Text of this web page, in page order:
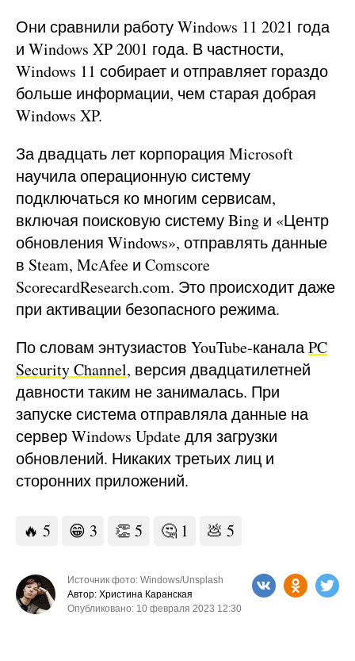
Они сравнили работу Windows 11 2021 года
и Windows XP 2001 года. В частности,
Windows 11 собирает и отправляет гораздо
больше информации, чем старая добрая
Windows XP.
За двадцать лет корпорация Microsoft
научила операционную систему
подключаться ко многим сервисам,
включая поисковую систему Bing и «Центр
обновления Windows», отправлять данные
в Steam, McAfee и Comscore
ScorecardResearch.com. Это происходит даже
при активации безопасного режима.
По словам энтузиастов YouTube-каналаPC
Security Channel, версия двадцатилетней
давности таким не занималась. При
запуске система отправляла данные на
сервер Windows Update для загрузки
обновлений. Никаких третьих лиц и
сторонних приложений.
🔥 5 😁 3 👏 5 🤔 1 💩 5
Источник фото: Windows/Unsplash
Автор: Христина Каранская
Опубликовано: 10 февраля 2023 12:30